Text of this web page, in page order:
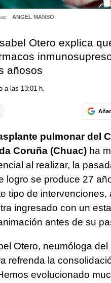
ANGEL MANSO
Otero explica
añosos
a las 13:01 h.
pulmonar del
Coruña (Chuac)ha
al realizar, la
logro se produce 27
tipo de
ingresado con un
antes de su
Otero, neumóloga
refrenda la
evolucionado